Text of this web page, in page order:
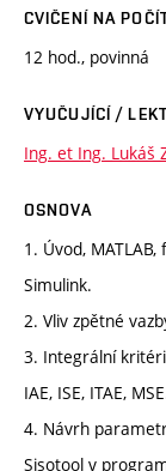
CVIČENÍ NA
12 hod., povinná
VYUČUJÍCÍ /
Ing. et Ing. Lukáš
OSNOVA
1. Úvod,
Simulink.
2. Vliv zpětné
3. Integrální
IAE, ISE, ITAE,
4. Návrh
Sisotool v